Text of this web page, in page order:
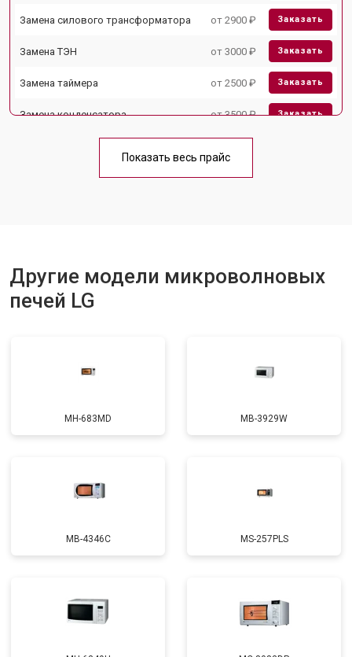
Замена силового трансформатора от 2900 ₽ Заказать
Замена ТЭН от 3000 ₽ Заказать
Замена таймера от 2500 ₽ Заказать
Замена конденсатора от 3500 ₽ Заказать
Ремонт платы управления
Замена лампочки от 2400 ₽
Показать весь прайс
Другие модели микроволновых
печей LG
MH-683MD MB-3929W
MB-4346C MS-257PLS